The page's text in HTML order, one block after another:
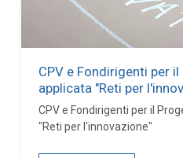
CPV e Fondirigenti per
applicata "Reti per
CPV e Fondirigenti per il
"Reti per l'innovazione"